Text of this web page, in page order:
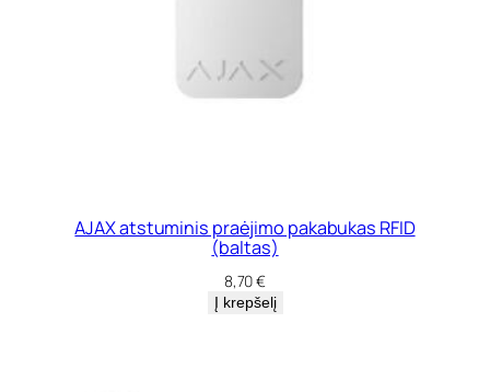
AJAX atstuminis praėjimo pakabukas RFID
(baltas)
8,70€
Į krepšelį